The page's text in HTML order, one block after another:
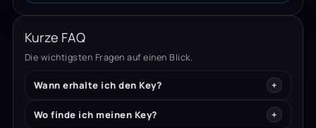
Kurze FAQ
Die wichtigsten Fragen auf einen Blick.
Wann erhalte ich den Key?
Wo finde ich meinen Key?